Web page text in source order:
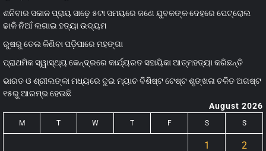
ଶନିବାର ସକାଳ ପ୍ରାୟ ସାଢ଼େ ୫ଟା ସମୟରେ ଜଣେ ଯୁବକଙ୍କ ଦେହରେ ପେଟ୍ରୋଲ
ଢାଳି ନିଆଁ ଲଗାଇ ହତ୍ୟା ଉଦ୍ୟମ
ରୁଷରୁ ତେଲ କିଣିବା ପଡ଼ିପାରେ ମହଙ୍ଗା
ପ୍ରାଥମିକ ସ୍ୱାସ୍ଥ୍ୟ କେନ୍ଦ୍ରରେ କାର୍ଯ୍ୟରତ ସହାୟିକା ଆତ୍ମହତ୍ୟା କରିଛନ୍ତି
ଭାରତ ଓ ଶ୍ରୀଲଙ୍କା ମଧ୍ୟରେ ଦୁଇ ମ୍ୟାଚ ବିଶିଷ୍ଟ ଟେଷ୍ଟ ଶୃଙ୍ଖଳା ଚଳିତ ଅଗଷ୍ଟ
୧୫ରୁ ଆରମ୍ଭ ହେଊଛି
August 2026
M T W T F S S
1 2